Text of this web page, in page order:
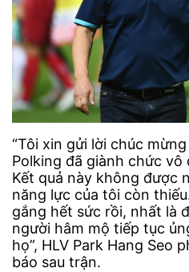
“Tôi xin gửi lời chúc
Polking đã giành chức vô
Kết quả này không được
năng lực của tôi còn
gắng hết sức rồi, nhất là
người hâm mộ tiếp tục
họ”, HLV Park Hang Seo
báo sau trận.